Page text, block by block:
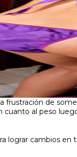
de
al peso
lograr cambios